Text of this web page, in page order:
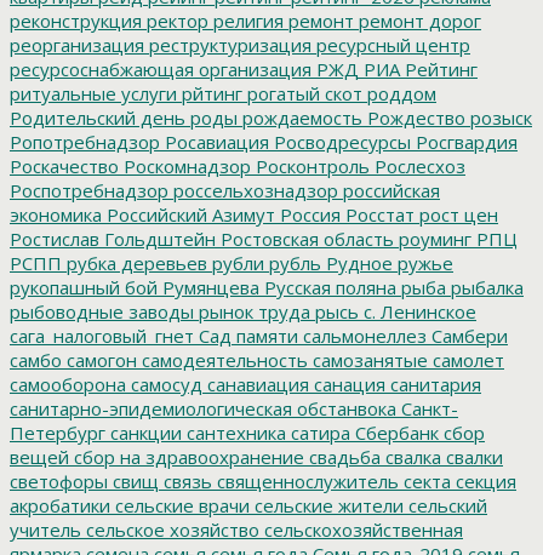
реконструкция ректор религия ремонт ремонт дорог
реорганизация реструктуризация ресурсный центр
ресурсоснабжающая организация РЖД РИА Рейтинг
ритуальные услуги рйтинг рогатый скот роддом
Родительский день роды рождаемость Рождество розыск
Ропотребнадзор Росавиация Росводресурсы Росгвардия
Роскачество Роскомнадзор Росконтроль Рослесхоз
Роспотребнадзор россельхознадзор российская
экономика Российский Азимут Россия Росстат рост цен
Ростислав Гольдштейн Ростовская область роуминг РПЦ
РСПП рубка деревьев рубли рубль Рудное ружье
рукопашный бой Румянцева Русская поляна рыба рыбалка
рыбоводные заводы рынок труда рысь с. Ленинское
сага_налоговый_гнет Сад памяти сальмонеллез Самбери
самбо самогон самодеятельность самозанятые самолет
самооборона самосуд санавиация санация санитария
санитарно-эпидемиологическая обстанвока Санкт-
Петербург санкции сантехника сатира Сбербанк сбор
вещей сбор на здравоохранение свадьба свалка свалки
светофоры свищ связь священнослужитель секта секция
акробатики сельские врачи сельские жители сельский
учитель сельское хозяйство сельскохозяйственная